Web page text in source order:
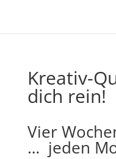
Kreativ-
dich rein!
Vier
… jeden